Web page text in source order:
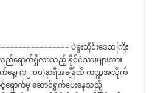
ပဲခူးတိုင်းဒေသကြီး
ရောက်ရှိလာသည့် နိုင်ငံသားများအား
က်နေ့၊ (၁၂:၀၀)နာရီအချိန်ထိ ကဏ္ဍအလိုက်
ာင့်ရှောက်မှု ဆောင်ရွက်ပေးနေသည့်